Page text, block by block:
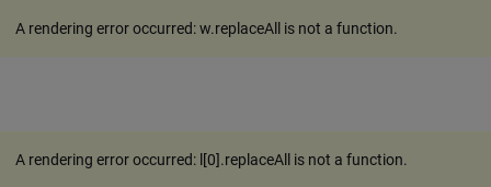
A rendering error occurred:w.replaceAll is not a function.
A rendering error occurred: l[0].replaceAll is not a function.